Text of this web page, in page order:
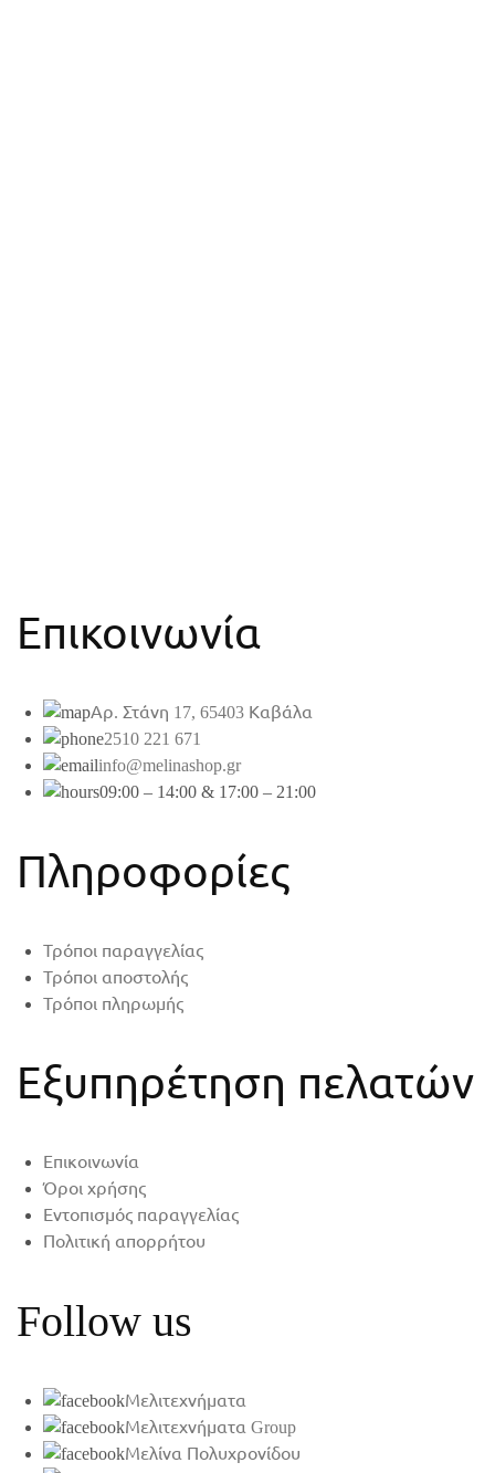
Επικοινωνία
Αρ. Στάνη 17, 65403 Καβάλα
2510 221 671
info@melinashop.gr
09:00 – 14:00 & 17:00 – 21:00
Πληροφορίες
Τρόποι παραγγελίας
Τρόποι αποστολής
Τρόποι πληρωμής
Εξυπηρέτηση πελατών
Επικοινωνία
Όροι χρήσης
Εντοπισμός παραγγελίας
Πολιτική απορρήτου
Follow us
Μελιτεχνήματα
Μελιτεχνήματα Group
Μελίνα Πολυχρονίδου